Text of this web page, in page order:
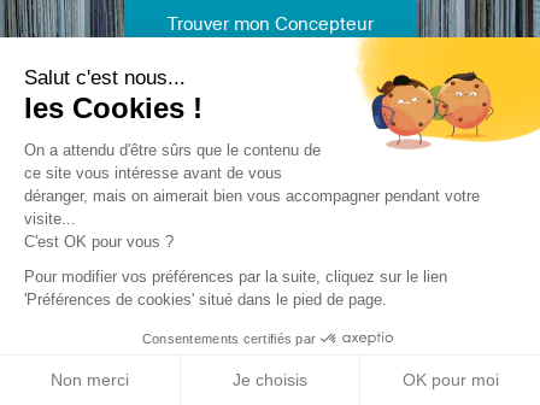
Salut c'est nous...
les Cookies !
On a attendu d'être sûrs que le contenu de
ce site vous intéresse avant de vous
déranger, mais on aimerait bien vous accompagner pendant votre
visite...
C'est OK pour vous ?
Pour modifier vos préférences par la suite, cliquez sur le lien
'Préférences de cookies' situé dans le pied de page.
Consentements certifiés par
Non merci Je choisis OK pour moi
Trouver mon Concepteur
Trouver une réalisation
individuelle/maison a Gerone